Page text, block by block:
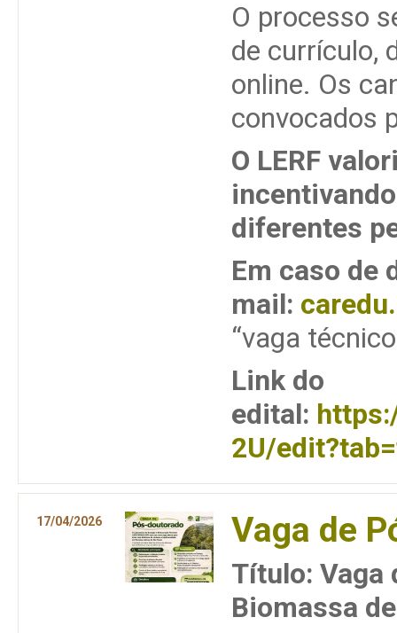
O processo
de currículo,
online. Os
convocados
O LERF
diferentes
Em caso de
mail:
“vaga
Link do
edital:
2U/
17/04/2026 Vaga de
Título: Vaga
Biomassa